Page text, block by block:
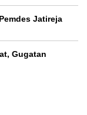
Jatireja
Gugatan